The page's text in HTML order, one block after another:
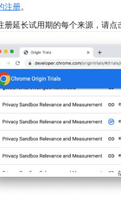
注册。
册延长试用期的每个来源，请点